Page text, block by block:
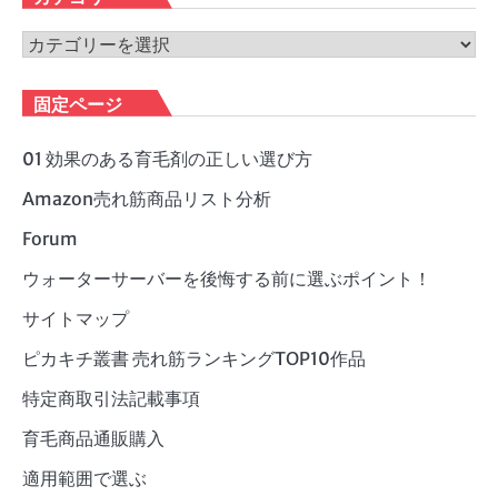
イ
ブ
カ
ゴ
リ
ー
固定ページ
01 効果のある育毛剤の正しい選び方
Amazon売れ筋商品リスト分析
Forum
ウォーターサーバーを後悔する前に選ぶポイント！
サイトマップ
ピカキチ叢書 売れ筋ランキングTOP10作品
特定商取引法記載事項
育毛商品通販購入
適用範囲で選ぶ